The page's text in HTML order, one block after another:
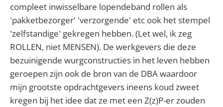
compleet inwisselbare lopendeband rollen als
'pakketbezorger' 'verzorgende' etc ook het stempel
'zelfstandige' gekregen hebben. (Let wel, ik zeg
ROLLEN, niet MENSEN). De werkgevers die deze
bezuinigende wurgconstructies in het leven hebben
geroepen zijn ook de bron van de DBA waardoor
mijn grootste opdrachtgevers ineens koud zweet
kregen bij het idee dat ze met een Z(z)P-er zouden